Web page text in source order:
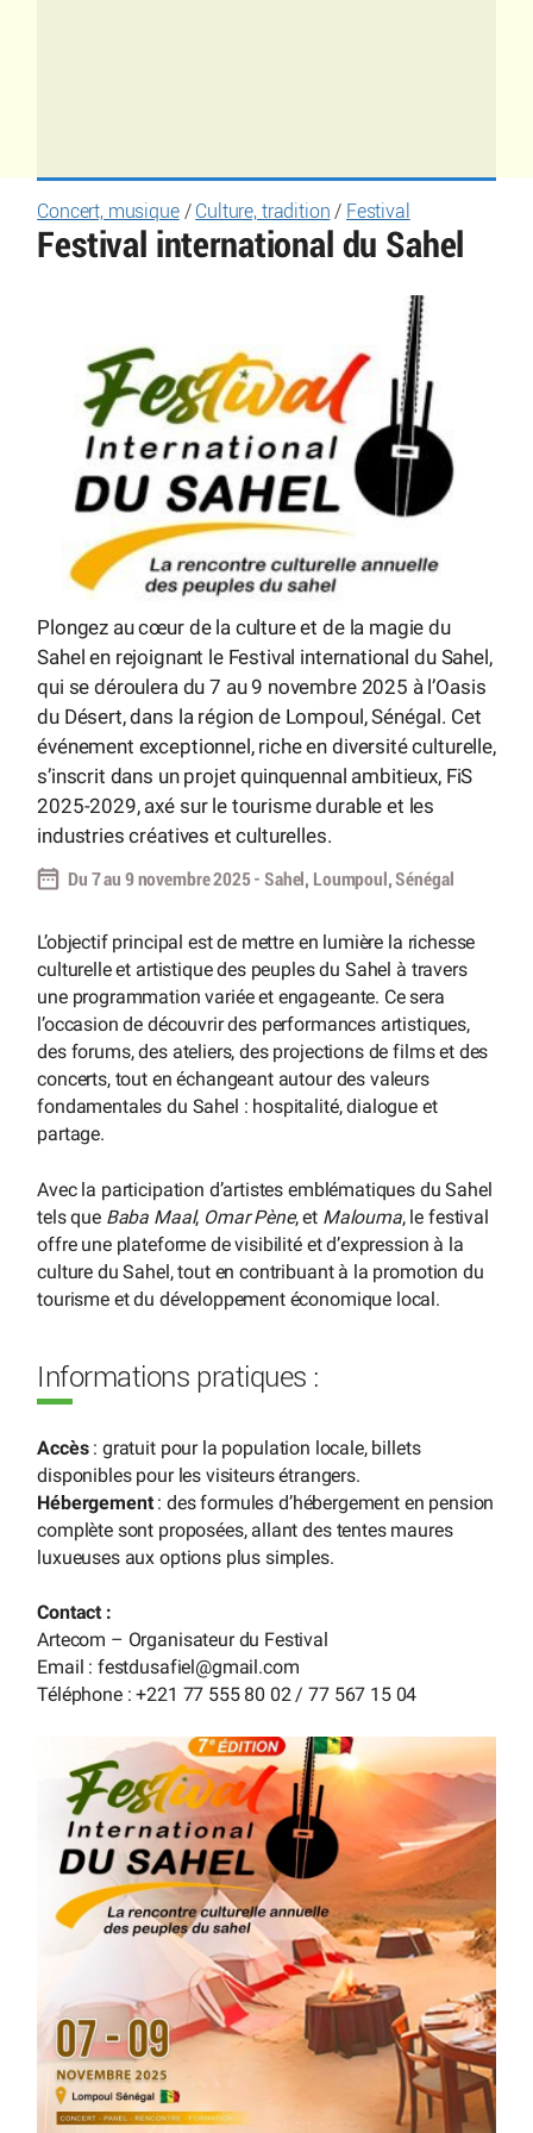
Concert, musique/ Culture, tradition / Festival
Festival international du Sahel
Plongez au cœur de la culture et de la magie du
Sahel en rejoignant le Festival international du Sahel,
qui se déroulera du 7 au 9 novembre 2025 à l’Oasis
du Désert, dans la région de Lompoul, Sénégal. Cet
événement exceptionnel, riche en diversité culturelle,
s’inscrit dans un projet quinquennal ambitieux, FiS
2025-2029, axé sur le tourisme durable et les
industries créatives et culturelles.
Du 7 au 9 novembre 2025 - Sahel, Loumpoul, Sénégal
L’objectif principal est de mettre en lumière la richesse
culturelle et artistique des peuples du Sahel à travers
une programmation variée et engageante. Ce sera
l’occasion de découvrir des performances artistiques,
des forums, des ateliers, des projections de films et des
concerts, tout en échangeant autour des valeurs
fondamentales du Sahel : hospitalité, dialogue et
partage.
Avec la participation d’artistes emblématiques du Sahel
tels que Baba Maal, Omar Pène, et Malouma, le festival
offre une plateforme de visibilité et d’expression à la
culture du Sahel, tout en contribuant à la promotion du
tourisme et du développement économique local.
Informations pratiques :
Accès: gratuit pour la population locale, billets
disponibles pour les visiteurs étrangers.
Hébergement: des formules d’hébergement en pension
complète sont proposées, allant des tentes maures
luxueuses aux options plus simples.
Contact :
Artecom – Organisateur du Festival
Email : festdusafiel @gmail.com
Téléphone : +221 77 555 80 02 / 77 567 15 04